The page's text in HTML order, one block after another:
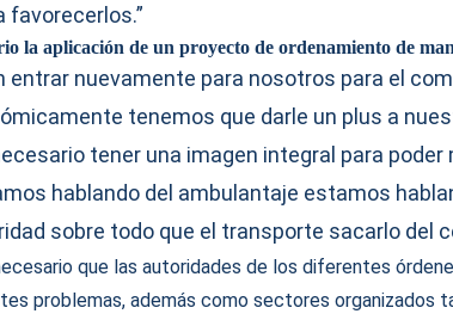
favorecerlos.”
la aplicación de un proyecto de ordenamiento de
entrar nuevamente para nosotros para el
tenemos que darle un plus a
tener una imagen integral para
hablando del ambulantaje estamos
sobre todo que el transporte sacarlo del
que las autoridades de los diferentes
problemas, además como sectores organizados